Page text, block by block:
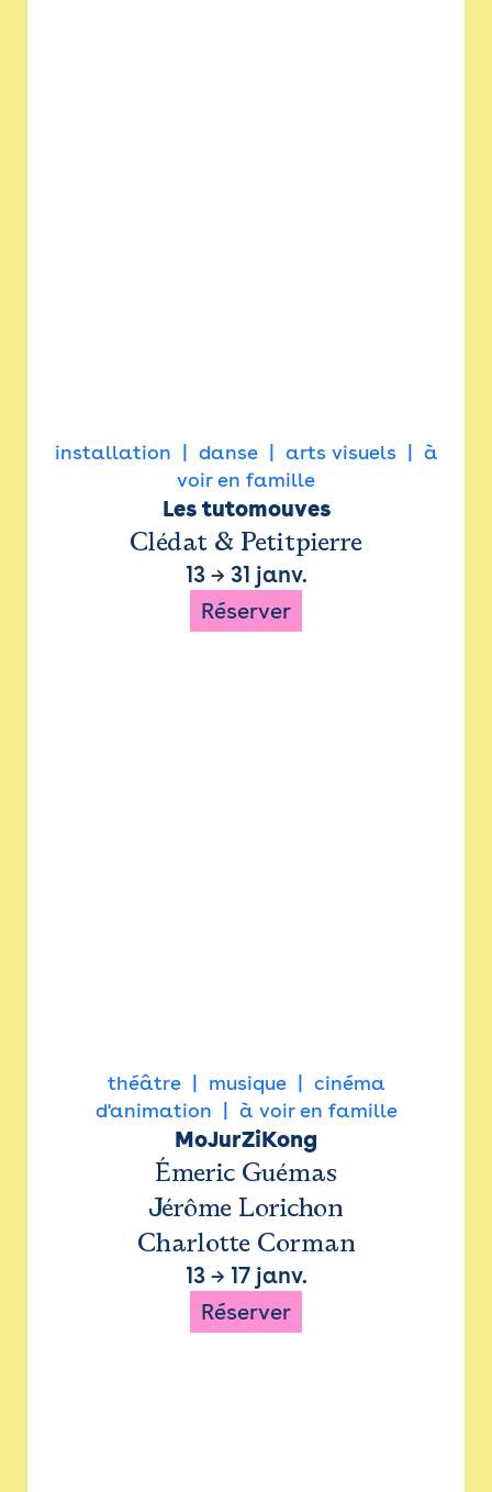
installation danse arts visuels
à
voir en famille
Les tutomouves
Clédat & Petitpierre
13→ 31 janv.
Réserver
théâtre musique
cinéma
d'animation
à voir en famille
MoJurZiKong
Émeric Guémas
Jérôme Lorichon
Charlotte Corman
13→ 17 janv.
Réserver